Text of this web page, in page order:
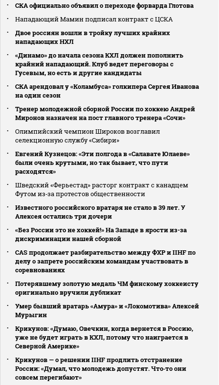
СКА официально объявил о переходе форварда Глотова
Нападающий Мамин подписал контракт с ЦСКА
Двое россиян вошли в тройку лучших крайних
нападающих НХЛ
«Динамо» до начала сезона КХЛ должен пополнить
крайний нападающий. Клуб ведет переговоры с
Гусевым, но есть и другие кандидаты
СКА арендовал у «Коламбуса» голкипера Сергея Иванова
на один сезон
Тренер молодежной сборной России по хоккею Андрей
Миронов назначен на пост главного тренера «Сочи»
Олимпийский чемпион Широков возглавил
селекционную службу «Сибири»
Евгений Кузнецов: «Эти полгода в «Салавате Юлаеве»
были очень крутыми, но так бывает, что пути
расходятся»
Шведский «Ферьестад» расторг контракт с канадцем
Футом из‑за протестов общественности
Известного российского вратаря не стало в 39 лет. У
Алексея остались три дочери
«Без России это не хоккей!» На Западе в ярости из-за
дискриминации нашей сборной
CAS продолжает разбирательство между ФХР и IIHF по
делу о запрете российским командам участвовать в
соревнованиях
Потерявшему золотую медаль ЧМ финскому хоккеисту
оригинально вручили дубликат
Умер бывший вратарь «Амура» и «Локомотива» Алексей
Мурыгин
Крикунов: «Думаю, Овечкин, когда вернется в Россию,
уже не будет играть в КХЛ, потому что наиграется в
Северной Америке»
Крикунов — о решении IIHF продлить отстранение
России: «Думал, что молодежь допустят. Что‑то они
совсем перегибают»